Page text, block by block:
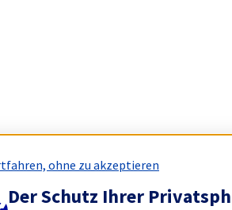
ohne zu akzeptieren
Der Schutz Ihrer